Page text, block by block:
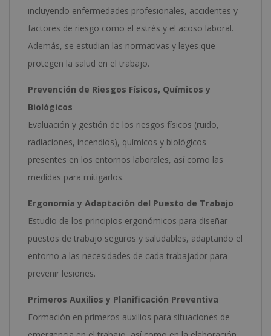
incluyendo enfermedades profesionales, accidentes y
factores de riesgo como el estrés y el acoso laboral.
Además, se estudian las normativas y leyes que
protegen la salud en el trabajo.
Prevención de Riesgos Físicos, Químicos y
Biológicos
Evaluación y gestión de los riesgos físicos (ruido,
radiaciones, incendios), químicos y biológicos
presentes en los entornos laborales, así como las
medidas para mitigarlos.
Ergonomía y Adaptación del Puesto de Trabajo
Estudio de los principios ergonómicos para diseñar
puestos de trabajo seguros y saludables, adaptando el
entorno a las necesidades de cada trabajador para
prevenir lesiones.
Primeros Auxilios y Planificación Preventiva
Formación en primeros auxilios para situaciones de